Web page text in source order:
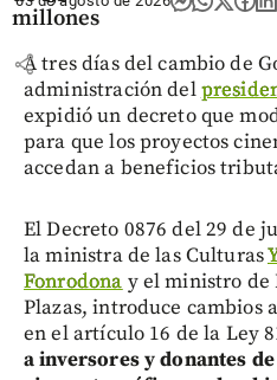
millones
shareA tres días del cambio de
administración del
expidió un decreto que
para que los proyectos
accedan a beneficios
El Decreto 0876 del 29 de
la ministra de las Culturas
Fonrodona y el ministro de
Plazas, introduce cambios
en el artículo 16 de la Ley
a inversores y donantes